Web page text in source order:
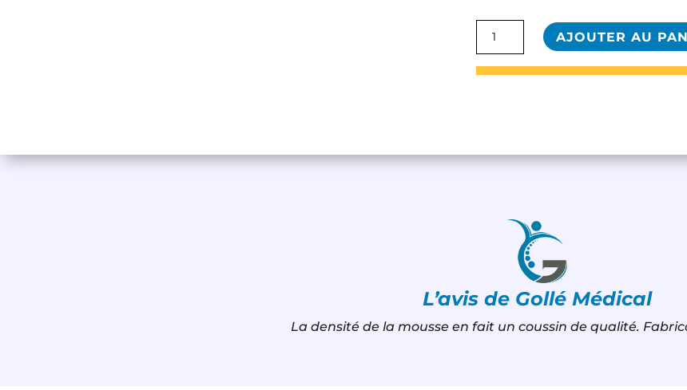
Coussin
Cale
AJOUTER AU
L’avis de Gollé Médical
La densité de la mousse en fait un coussin de qualité.